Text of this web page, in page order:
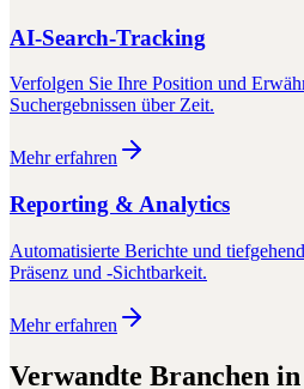
AI-Search-Tracking
Verfolgen Sie Ihre Position und
Suchergebnissen über Zeit.
Mehr erfahren
Reporting & Analytics
Automatisierte Berichte und
Präsenz und -Sichtbarkeit.
Mehr erfahren
Verwandte Branchen in